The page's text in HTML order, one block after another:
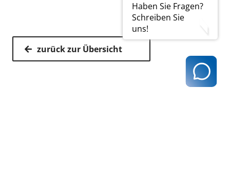
Haben Sie Fragen?
Schreiben Sie
uns!
zurück zur Übersicht